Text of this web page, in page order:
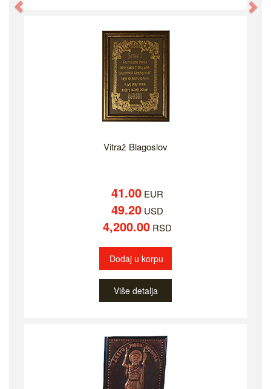
Vitraž Blagoslov
41.00EUR
49.20USD
4,200.00RSD
Dodaj u korpu
Više detalja